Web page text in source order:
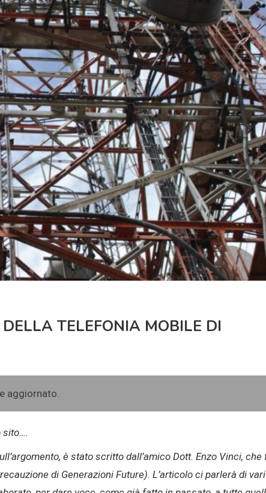
TELEFONIA MOBILE DI
aggiornato.
sito….
è stato scritto dall’amico Dott. Enzo Vinci, che
di Generazioni Future). L’articolo ci parlerà di vari